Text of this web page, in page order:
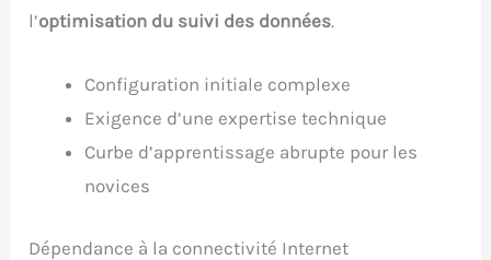
l’optimisation du suivi des données.
Configuration initiale complexe
Exigence d’une expertise technique
Curbe d’apprentissage abrupte pour les
novices
Dépendance à la connectivité Internet